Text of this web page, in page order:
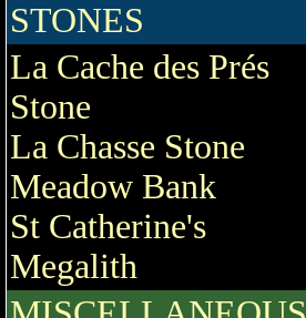
STONES
La Cache des Prés
Stone
La Chasse Stone
Meadow Bank
St Catherine's
Megalith